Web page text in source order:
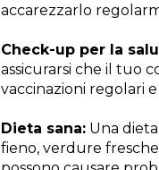
accarezzarlo
Check-up per la
assicurarsi che il tuo
vaccinazioni regolari
Dieta sana: Una
fieno, verdure